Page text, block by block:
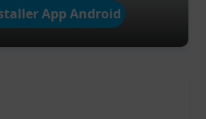
App Android